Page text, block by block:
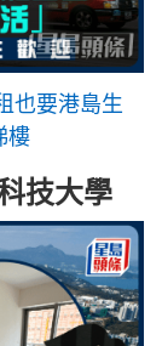
也要港島生
樓
技大學